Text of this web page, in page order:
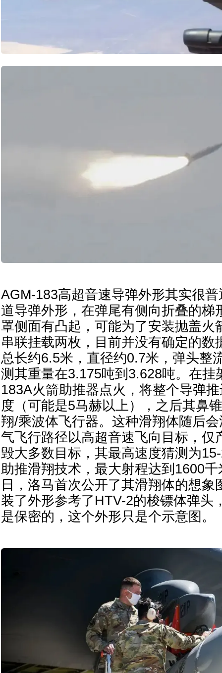
AGM-183高超音速导弹外形其实很
道导弹外形，在弹尾有侧向折叠的梯
罩侧面有凸起，可能为了安装抛盖火
串联挂载两枚，目前并没有确定的数
总长约6.5米，直径约0.7米，弹头整
测其重量在3.175吨到3.628吨。在挂
183A火箭助推器点火，将整个导弹
度（可能是5马赫以上），之后其鼻
翔/乘波体飞行器。这种滑翔体随后
气飞行路径以高超音速飞向目标，仅
毁大多数目标，其最高速度猜测为
助推滑翔技术，最大射程达到1600
日，洛马首次公开了其滑翔体的想象
装了外形参考了HTV-2的梭镖体弹头
是保密的，这个外形只是个示意图。